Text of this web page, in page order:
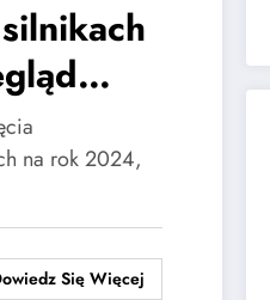
na rok 2024,
Się Więcej